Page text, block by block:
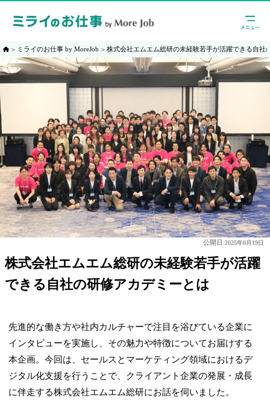
ミライのお仕事 by MoreJob 株式会社エムエム総研の未経験若手が活躍できる自社
公開日:2025年6月19日
株式会社エムエム総研の未経験若手が活躍
できる自社の研修アカデミーとは
先進的な働き方や社内カルチャーで注目を浴びている企業に
インタビューを実施し、その魅力や特徴についてお届けする
本企画。今回は、セールスとマーケティング領域におけるデ
ジタル化支援を行うことで、クライアント企業の発展・成長
に伴走する株式会社エムエム総研にお話を伺いました。